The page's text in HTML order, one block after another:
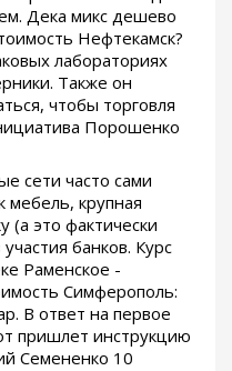
Дека микс дешево
Нефтекамск?
лабораториях
Также он
чтобы торговля
Порошенко
сети часто сами
мебель, крупная
(а это фактически
банков. Курс
Раменское -
Симферополь:
В ответ на первое
пришлет инструкцию
Семененко 10